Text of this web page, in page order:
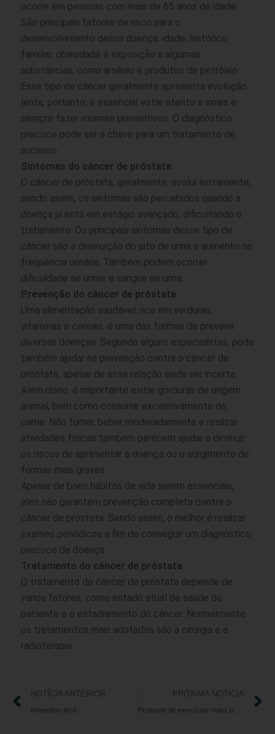
ocorre em pessoas com mais de 65 anos de idade.
São principais fatores de risco para o
desenvolvimento dessa doença: idade, histórico
familiar, obesidade e exposição a algumas
substâncias, como arsênio e produtos de petróleo.
Esse tipo de câncer geralmente apresenta evolução
lenta, portanto, é essencial estar atento a sinais e
sempre fazer exames preventivos. O diagnóstico
precoce pode ser a chave para um tratamento de
sucesso.
Sintomas do câncer de próstata
O câncer de próstata, geralmente, evolui lentamente,
sendo assim, os sintomas são percebidos quando a
doença já está em estágio avançado, dificultando o
tratamento. Os principais sintomas desse tipo de
câncer são a diminuição do jato de urina e aumento na
frequência urinária. Também podem ocorrer
dificuldade ao urinar e sangue na urina.
Prevenção do câncer de próstata
Uma alimentação saudável, rica em verduras,
vitaminas e cereais, é uma das formas de prevenir
diversas doenças. Segundo alguns especialistas, pode
também ajudar na prevenção contra o câncer de
próstata, apesar de essa relação ainda ser incerta.
Além disso, é importante evitar gorduras de origem
animal, bem como consumir excessivamente de
carne. Não fumar, beber moderadamente e realizar
atividades físicas também parecem ajudar a diminuir
os riscos de apresentar a doença ou o surgimento de
formas mais graves.
Apesar de bons hábitos de vida serem essenciais,
eles não garantem prevenção completa contra o
câncer de próstata. Sendo assim, o melhor é realizar
exames periódicos a fim de conseguir um diagnóstico
precoce da doença.
Tratamento do câncer de próstata
O tratamento do câncer de próstata depende de
vários fatores, como estado atual de saúde do
paciente e o estadiamento do câncer. Normalmente
os tratamentos mais adotados são a cirurgia e a
radioterapia.
NOTÍCIA ANTERIOR
Novembro Azul
PRÓXIMA NOTÍCIA